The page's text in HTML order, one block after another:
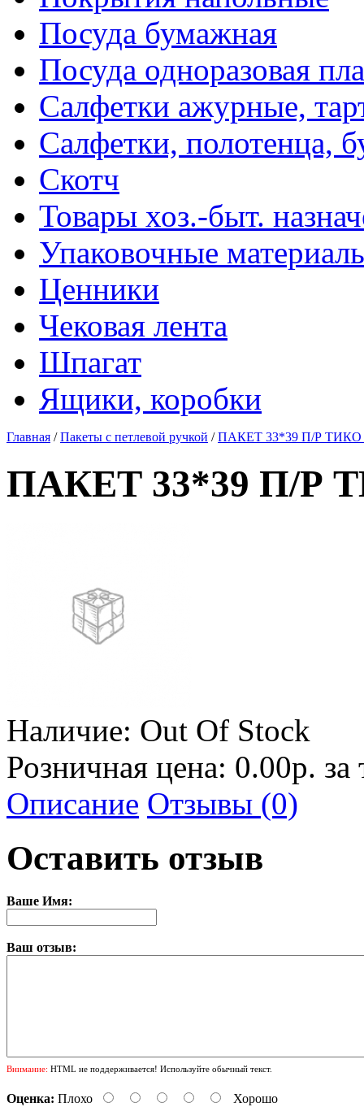
Посуда бумажная
Посуда одноразовая
Салфетки ажурные,
Салфетки, полотенца,
Скотч
Товары хоз.-быт.
Упаковочные
Ценники
Чековая лента
Шпагат
Ящики, коробки
Главная /Пакеты с петлевой ручкой /ПАКЕТ 33*39 П/Р
ПАКЕТ 33*39 П/Р
Наличие: Out Of Stock
Розничная цена: 0.00р.
Описание Отзывы (0)
Оставить отзыв
Ваше Имя:
Ваш отзыв:
Внимание: HTML не поддерживается! Используйте обычный текст.
Оценка: Плохо Хорошо